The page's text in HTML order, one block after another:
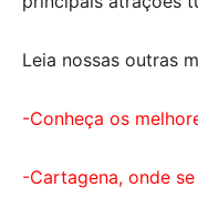
Leia nossas outras
-Conheça os
-Cartagena, onde